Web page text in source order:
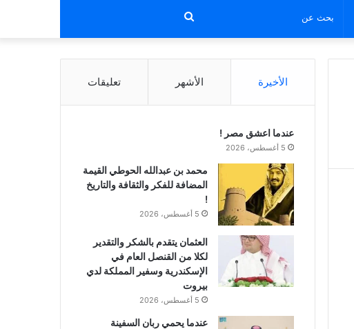
بحث
عن
الأخيرة الأشهر تعليقات
عندما اعشق مصر !
5 أغسطس، 2026
محمد بن عبدالله الحوطي القيمة
المضافة للفكر والثقافة والتاريخ
!
5 أغسطس، 2026
العثمان يتقدم بالشكر والتقدير
لكلا من القنصل العام في
الإسكندرية وسفير المملكة لدي
بيروت
5 أغسطس، 2026
عندما يحمي ربان السفينة